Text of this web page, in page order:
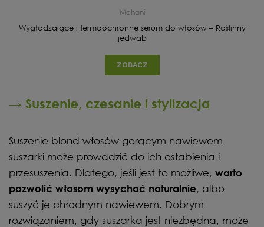
Mohani
Wygładzające i termoochronne serum do włosów – Roślinny
jedwab
ZOBACZ
→ Suszenie, czesanie i stylizacja
Suszenie blond włosów gorącym nawiewem
suszarki może prowadzić do ich osłabienia i
przesuszenia. Dlatego, jeśli jest to możliwe, warto
pozwolić włosom wysychać naturalnie, albo
suszyć je chłodnym nawiewem. Dobrym
rozwiązaniem, gdy suszarka jest niezbędna, może